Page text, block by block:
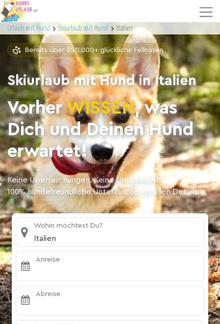
Urlaub mit Hund Skiurlaub mit Hund Italien
Bereits über 350.000+ glückliche Fellnasen
Skiurlaub mit Hund in Italien
VorherWISSEN, was
Dich und Deinen Hund
erwartet!
Keine Überraschungen. Keine Unsicherheit.
100% hundefreundliche Unterkünfte mit allen Details.
Wohin möchtest Du?
Italien
Anreise
Abreise